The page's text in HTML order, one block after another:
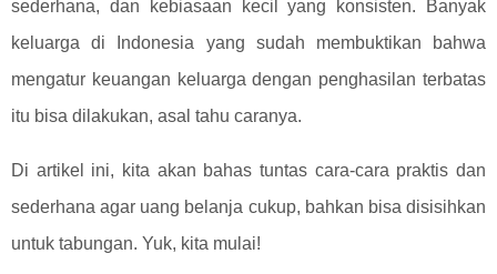
sederhana, dan kebiasaan kecil yang konsisten. Banyak
keluarga di Indonesia yang sudah membuktikan bahwa
mengatur keuangan keluarga dengan penghasilan terbatas
itu bisa dilakukan, asal tahu caranya.
Di artikel ini, kita akan bahas tuntas cara-cara praktis dan
sederhana agar uang belanja cukup, bahkan bisa disisihkan
untuk tabungan. Yuk, kita mulai!